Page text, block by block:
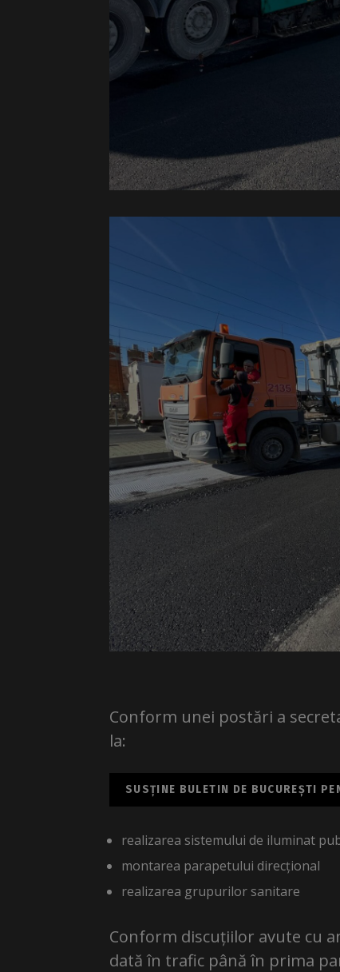
Conform unei postări a
la:
SUSȚINE BULETIN DE BUCUREȘTI
realizarea sistemului de iluminat
montarea parapetului direcțional
realizarea grupurilor sanitare
Conform discuțiilor avute cu
dată în trafic până în prima